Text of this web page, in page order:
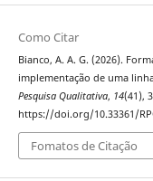
Como Citar
Bianco, A. A. G. (2026).
implementação de uma
Pesquisa Qualitativa, 14(41),
https://doi.org/10.33361/
Fomatos de Citação